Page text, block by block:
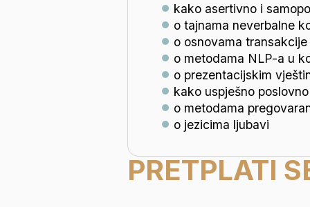
kako asertivno i
o tajnama neverbalne
o osnovama
o metodama NLP-a u
o prezentacijskim
kako uspješno
o metodama
o jezicima ljubavi
PRETPLATI